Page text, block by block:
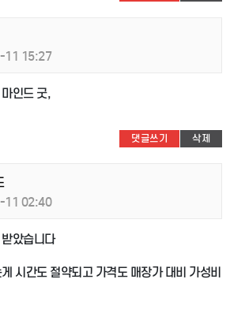
15:27
인드 굿,
댓글쓰기 삭제
02:40
았습니다
시간도 절약되고 가격도 매장가 대비 가성비